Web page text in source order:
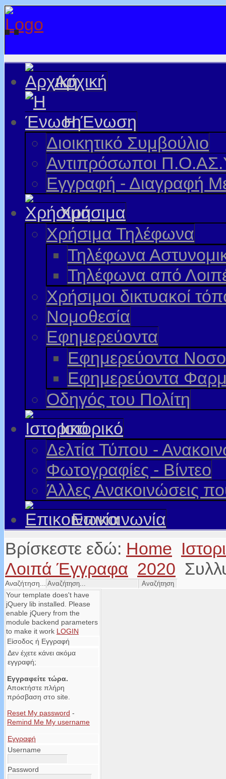
Αρχική
Η Ένωση
Διοικητικό Συμβούλιο
Αντιπρόσωποι
Εγγραφή - Διαγραφή
Χρήσιμα
Χρήσιμα Τηλέφωνα
Τηλέφωνα
Τηλέφωνα από
Χρήσιμοι δικτυακοί
Νομοθεσία
Εφημερεύοντα
Εφημερεύοντα
Εφημερεύοντα
Οδηγός του Πολίτη
Ιστορικό
Δελτία Τύπου -
Φωτογραφίες - Βίντεο
Άλλες Ανακοινώσεις
Επικοινωνία
Βρίσκεστε εδώ: Home
Λοιπά Έγγραφα 2020
Αναζήτηση...
Your template does't have
jQuery lib installed. Please
enable jQuery from the
module backend parameters
to make it work LOGIN
Είσοδος ή Εγγραφή
Δεν έχετε κάνει ακόμα
εγγραφή;
Εγγραφείτε τώρα.
Αποκτήστε πλήρη
πρόσβαση στο site.
Reset My password -
Remind Me My username
Εγγραφή
Username
Password